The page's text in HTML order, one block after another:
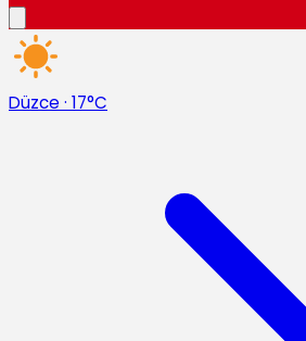
Düzce · 17°C